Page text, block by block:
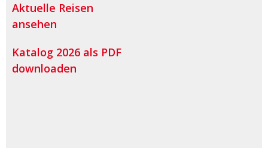
Aktuelle Reisen
ansehen
Katalog 2026 als PDF
downloaden